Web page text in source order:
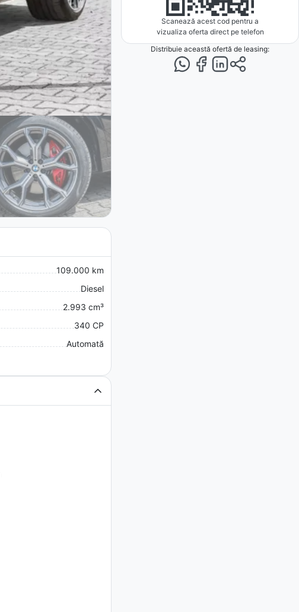
Scanează acest cod pentru a
vizualiza oferta direct pe telefon
Distribuie această ofertă de leasing:
109.000 km
Diesel
2.993 cm³
340 CP
Automată